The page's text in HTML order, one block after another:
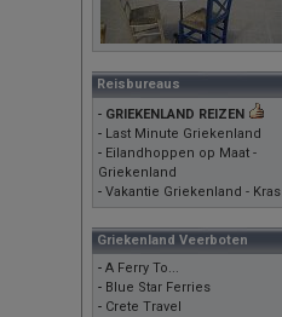
Reisbureaus
- GRIEKENLAND REIZEN
- Last Minute Griekenland
- Eilandhoppen op Maat -
Griekenland
- Vakantie Griekenland - Kras
Griekenland Veerboten
- A Ferry To...
- Blue Star Ferries
- Crete Travel